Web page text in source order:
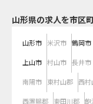
山形県の求人を市区
山形市 米沢市 鶴岡市
上山市 村山市 長井市
南陽市 東村山郡 西村
西置賜郡 東田川郡 飽